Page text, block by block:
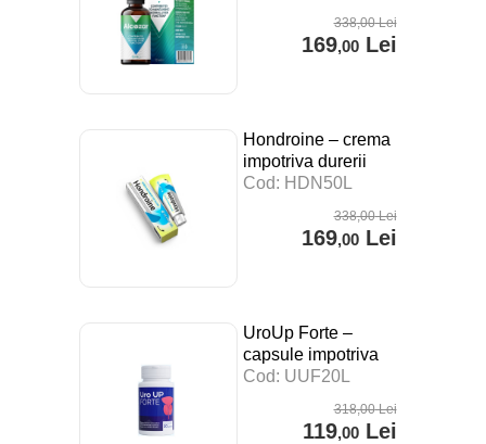
impotriva stresului –
338,00Lei
169,00Lei
Hondroine – crema
impotriva durerii
articulare – 50 ml
Cod: HDN50L
338,00Lei
169,00Lei
UroUp Forte –
capsule impotriva
prostatitei – 20 cps
Cod: UUF20L
318,00Lei
119,00Lei